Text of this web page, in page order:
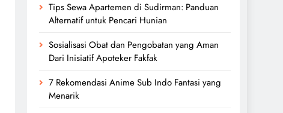
Tips Sewa Apartemen di Sudirman: Panduan
Alternatif untuk Pencari Hunian
Sosialisasi Obat dan Pengobatan yang Aman
Dari Inisiatif Apoteker Fakfak
7 Rekomendasi Anime Sub Indo Fantasi yang
Menarik